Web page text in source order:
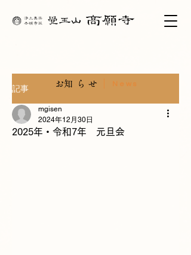
記事
2025年・令和7年 元旦会
mgisen
2024年12月30日
​お知らせ News